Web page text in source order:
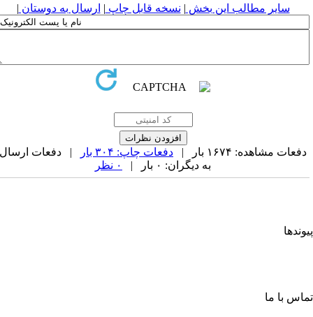
سایر مطالب این بخش | نسخه قابل چاپ| ارسال به دوستان|
دفعات مشاهده: ۱۶۷۴ بار | دفعات چاپ: ۳۰۴ بار
| دفعات ارسال
به دیگران: ۰ بار |
با ما